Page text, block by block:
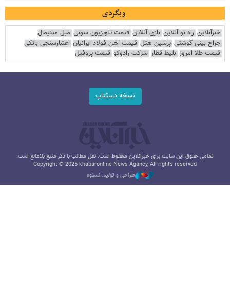
وبگردی
خبرآنلاین راه نو آنلاین بازی آنلاین قیمت تلویزیون سونی مبل مینیمال
جراح بینی گوشتی پرشین هتل قیمت آهن فولاد ایرانیان اعتبارسنجی بانکی
قیمت طلا امروز بلیط قطار شرکت رادوکو قیمت پروفیل
نسخه دسکتاپ
تمامی حقوق این سایت برای خبرآنلاین محفوظ است. نقل مطالب با ذکر منبع بلامانع است.
Copyright © 2025 khabaronline News Agancy, All rights reserved
طراحی و تولید: نستوه